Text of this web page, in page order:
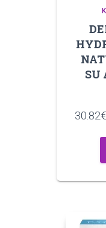
SU
30.82€